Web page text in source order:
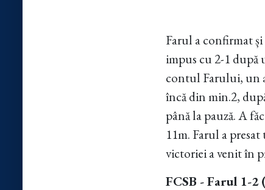
Farul a confirmat
impus cu 2-1 după
contul Farului, un
încă din min.2,
până la pauză. A
11m. Farul a
victoriei a venit în
FCSB - Farul 1-2